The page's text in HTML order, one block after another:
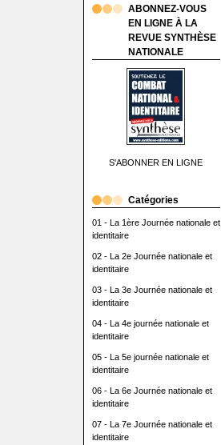
ABONNEZ-VOUS
EN LIGNE À LA
REVUE SYNTHÈSE
NATIONALE
S'ABONNER EN LIGNE
Catégories
01 - La 1ère Journée nationale et
identitaire
02 - La 2e Journée nationale et
identitaire
03 - La 3e Journée nationale et
identitaire
04 - La 4e journée nationale et
identitaire
05 - La 5e journée nationale et
identitaire
06 - La 6e Journée nationale et
identitaire
07 - La 7e Journée nationale et
identitaire